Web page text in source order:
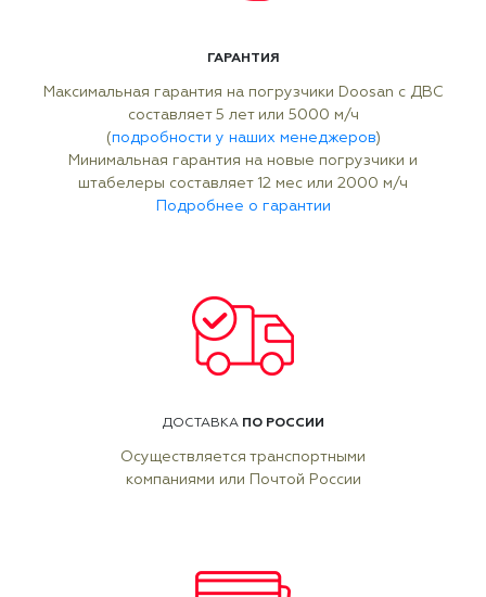
ГАРАНТИЯ
Максимальная гарантия на погрузчики Doosan с ДВС
составляет 5 лет или 5000 м/ч
(подробности у наших менеджеров)
Минимальная гарантия на новые погрузчики и
штабелеры составляет 12 мес или 2000 м/ч
Подробнее о гарантии
ДОСТАВКА ПО РОССИИ
Осуществляется транспортными
компаниями или Почтой России